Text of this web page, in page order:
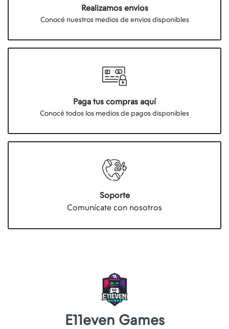
Realizamos envios
Conocé nuestros medios de envios disponibles
Paga tus compras aquí
Conocé todos los medios de pagos disponibles
Soporte
Comunícate con nosotros
E11even Games